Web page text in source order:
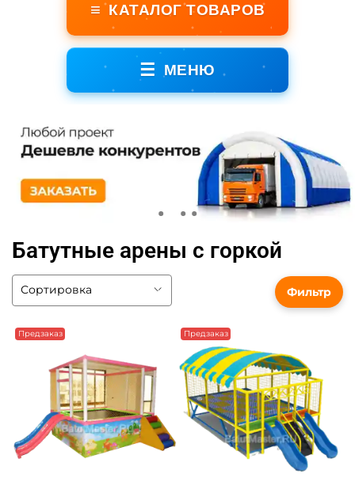
≡ КАТАЛОГ ТОВАРОВ
☰ МЕНЮ
Батутные арены с горкой
Предзаказ Предзаказ
Фильтр